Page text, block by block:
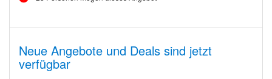
Neue Angebote und Deals sind jetzt
verfügbar